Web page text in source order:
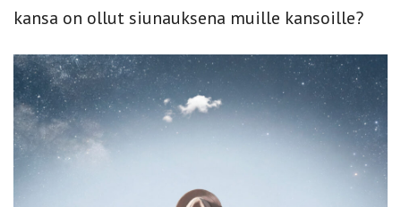
kansa on ollut siunauksena muille kansoille?